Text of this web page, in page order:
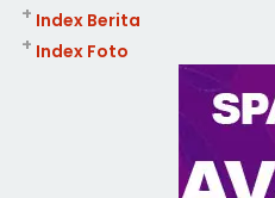
Index Berita
+
Index Foto
+